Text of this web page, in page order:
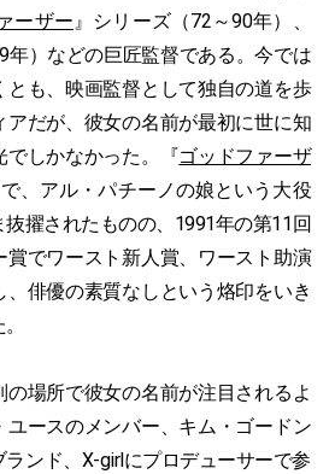
ーザー』シリーズ（72～90年）、
年）などの巨匠監督である。今では
とも、映画監督として独自の道を歩
アだが、彼女の名前が最初に世に知
でしかなかった。『ゴッドファーザ
、アル・パチーノの娘という大役
擢されたものの、1991年の第11回
賞でワースト新人賞、ワースト助演
俳優の素質なしという烙印をいき
場所で彼女の名前が注目されるよ
ユースのメンバー、キム・ゴードン
ンド、X-girlにプロデューサーで参